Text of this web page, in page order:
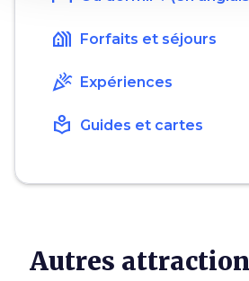
holiday_village Forfaits et séjours
celebration Expériences
local_library Guides et cartes
Autres